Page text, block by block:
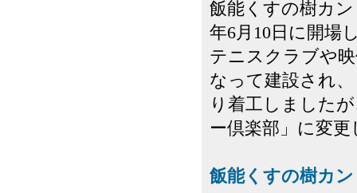
飯能くすの樹カ
年6月10日に開場
テニスクラブや
なって建設され
り着工しました
ー倶楽部」に変更
飯能くすの樹カ